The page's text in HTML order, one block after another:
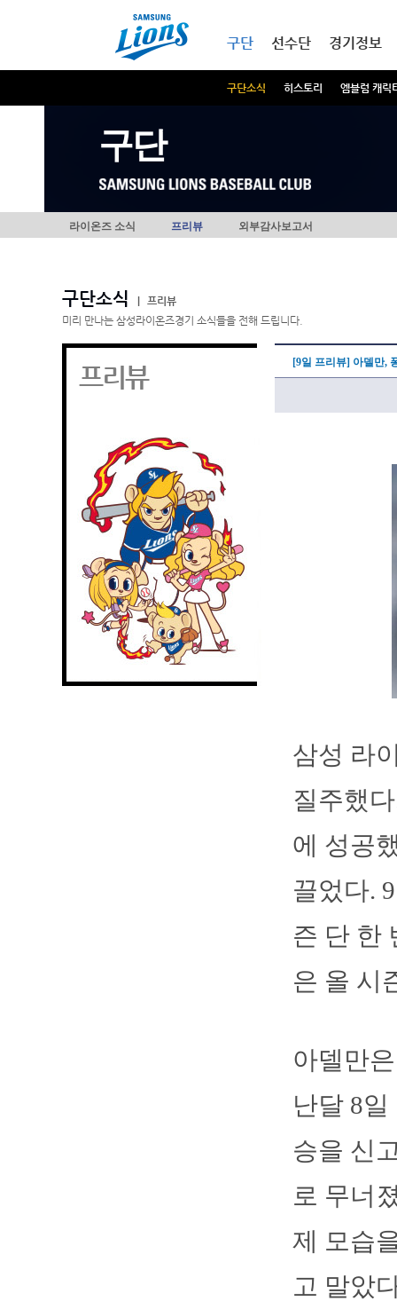
구단
구단소식 히스토리 엠블럼 캐릭
선수단 경기정보
구단
라이온즈 소식 프리뷰 외부감사보고서
구단소식
프리뷰
미리 만나는 삼성라이온즈경기 소식들을 전해 드립니다.
프리뷰 [9일 프리뷰] 아델만,
삼성 라
질주했
에 성공
끌었다.
즌 단 한
은 올 시
아델만
난달 8
승을 신
로 무너
제 모습
고 말았